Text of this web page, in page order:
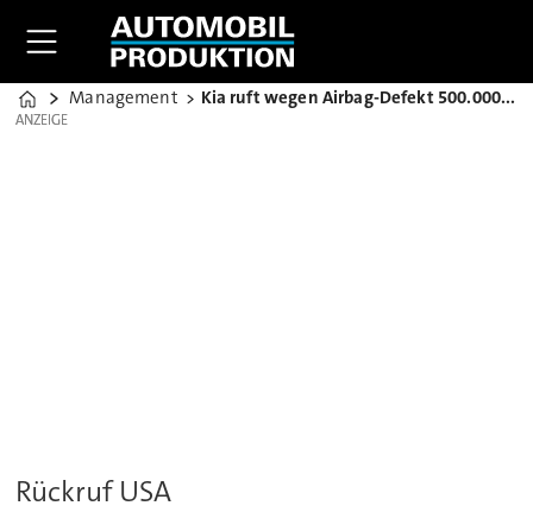
Home
Management Kia ruft wegen Airbag-Defekt 500.000 Autos zurück
ANZEIGE
ANZEIGE
Rückruf USA